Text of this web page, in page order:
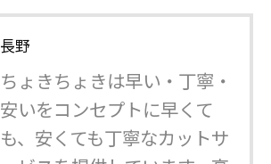
長野
ちょきちょきは早い・丁寧・
安いをコンセプトに早くて
も、安くても丁寧なカットサ